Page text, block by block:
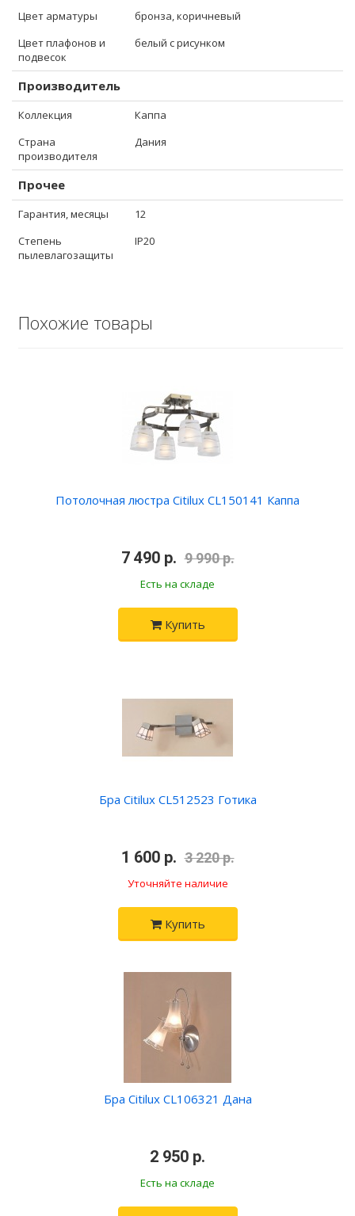
Цвет арматуры
бронза, коричневый
Цвет плафонов и
подвесок
белый с рисунком
Производитель
Коллекция
Каппа
Страна
производителя
Дания
Прочее
Гарантия, месяцы
12
Степень
пылевлагозащиты
IP20
Похожие товары
Потолочная люстра Citilux CL150141 Каппа
7 490 р. 9 990 р.
Есть на складе
Купить
Бра Citilux CL512523 Готика
1 600 р. 3 220 р.
Уточняйте наличие
Купить
Бра Citilux CL106321 Дана
2 950 р.
Есть на складе